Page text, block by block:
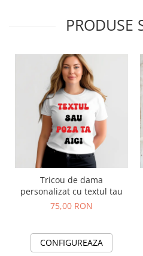
PRODUSE
Tricou de dama
personalizat cu textul tau
75,00 RON
CONFIGUREAZA